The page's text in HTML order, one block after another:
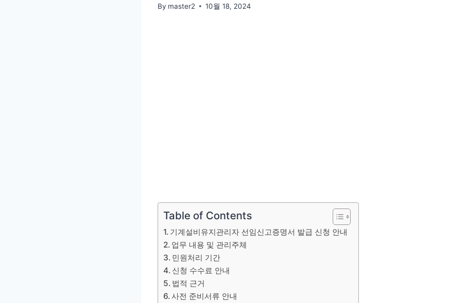
By master2 10월 18, 2024
Table of Contents
기계설비유지관리자 선임신고증명서 발급 신청 안내
업무 내용 및 관리주체
민원처리 기간
신청 수수료 안내
법적 근거
사전 준비서류 안내